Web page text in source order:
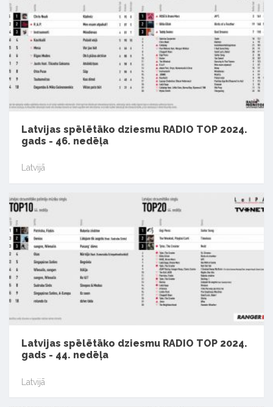
Latvijas spēlētāko dziesmu RADIO TOP 2024.
gads - 46. nedēļa
Latvijā
Latvijas spēlētāko dziesmu RADIO TOP 2024.
gads - 44. nedēļa
Latvijā